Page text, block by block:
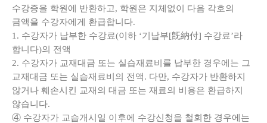
수강증을 학원에 반환하고, 학원은 지체없이 다음 각호의
금액을 수강자에게 환급합니다.
1. 수강자가 납부한 수강료(이하 ‘기납부[旣納付] 수강료’라
합니다)의 전액
2. 수강자가 교재대금 또는 실습재료비를 납부한 경우에는 그
교재대금 또는 실습재료비의 전액. 다만, 수강자가 반환하지
않거나 훼손시킨 교재의 대금 또는 재료의 비용은 환급하지
않습니다.
④ 수강자가 교습개시일 이후에 수강신청을 철회한 경우에는